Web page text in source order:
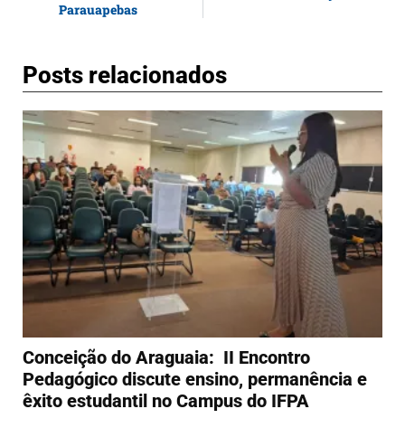
Parauapebas
Posts relacionados
Conceição do Araguaia: II Encontro
Pedagógico discute ensino, permanência e
êxito estudantil no Campus do IFPA